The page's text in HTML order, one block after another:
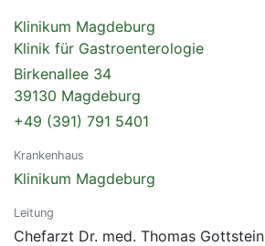
Klinikum Magdeburg
Klinik für Gastroenterologie
Birkenallee 34
39130 Magdeburg
+49 (391) 791 5401
Krankenhaus
Klinikum Magdeburg
Leitung
Chefarzt Dr. med. Thomas Gottstein